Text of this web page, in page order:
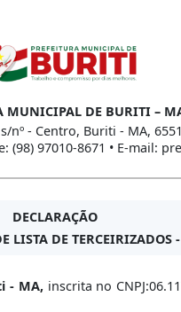
MUNICIPAL DE BURITI –
nº - Centro, Buriti - MA,
(98) 97010-8671 • E-mail:
DECLARAÇÃO
LISTA DE TERCEIRIZADOS
- MA,inscrita no